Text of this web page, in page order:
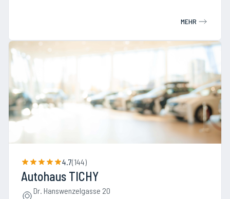
MEHR
4.7(144)
Autohaus TICHY
Dr. Hanswenzelgasse 20